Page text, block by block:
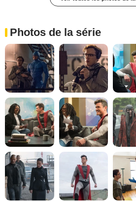
Photos de la série